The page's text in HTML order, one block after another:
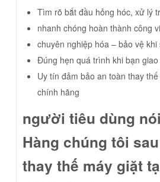
Tìm rõ bắt đầu hỏng hóc, xử lý
nhanh chóng hoàn thành công
chuyên nghiệp hóa – bảo vệ
Đúng hẹn quá trình khi bạn
Uy tín đảm bảo an toàn thay
chính hãng
người tiêu dùng
Hàng chúng tôi
thay thế máy giặt